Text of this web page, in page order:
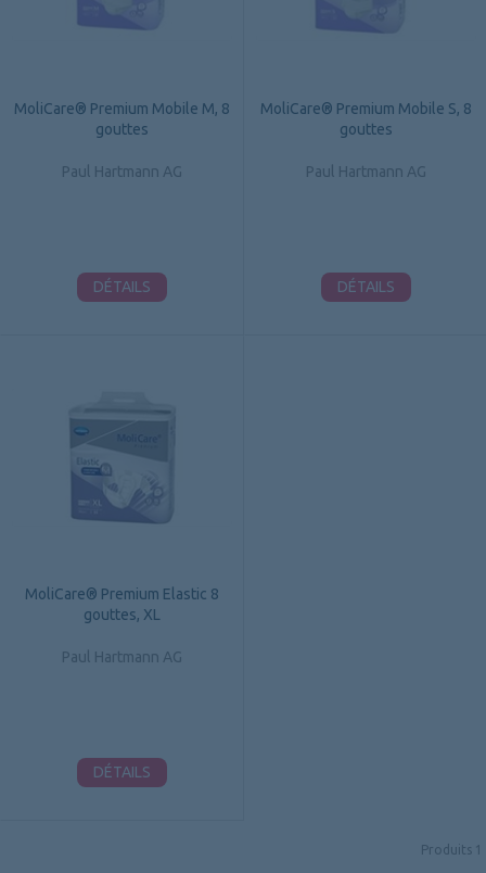
MoliCare® Premium Mobile M, 8
gouttes
Paul Hartmann AG
DÉTAILS
MoliCare® Premium Mobile S, 8
gouttes
Paul Hartmann AG
DÉTAILS
MoliCare® Premium Elastic 8
gouttes, XL
Paul Hartmann AG
DÉTAILS
Produits 1